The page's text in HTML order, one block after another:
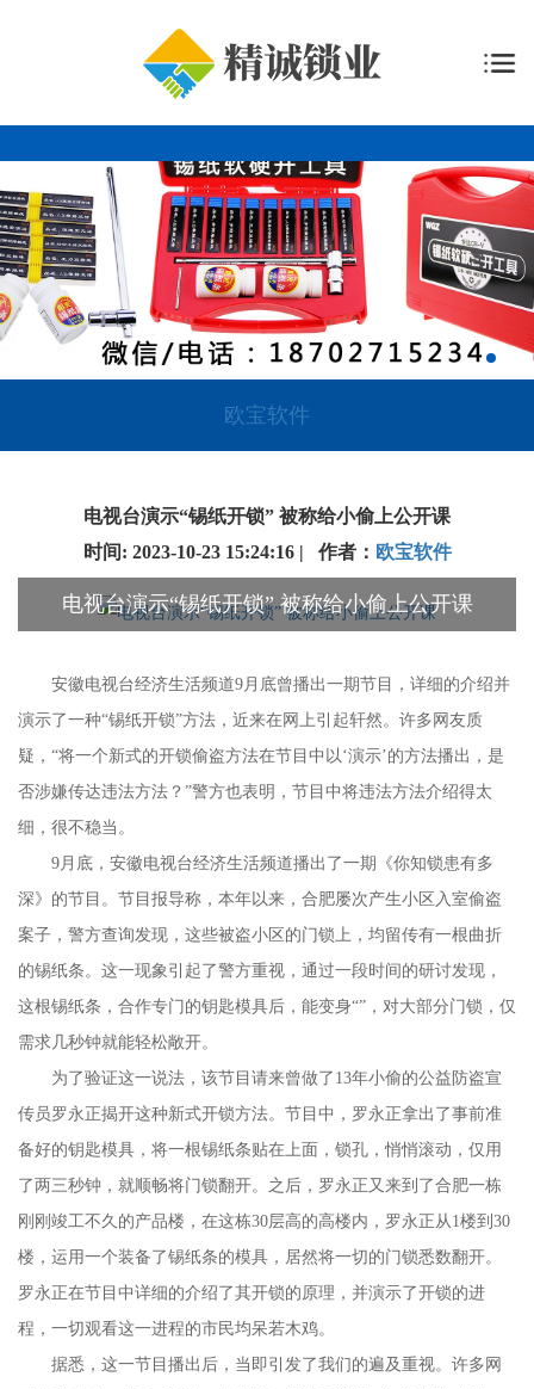
欧宝软件
电视台演示“锡纸开锁” 被称给小偷上公开课
时间: 2023-10-23 15:24:16 | 作者： 欧宝软件
电视台演示“锡纸开锁” 被称给小偷上公开课
安徽电视台经济生活频道9月底曾播出一期节目，详细的介绍并
演示了一种“锡纸开锁”方法，近来在网上引起轩然。许多网友质
疑，“将一个新式的开锁偷盗方法在节目中以‘演示’的方法播出，是
否涉嫌传达违法方法？”警方也表明，节目中将违法方法介绍得太
细，很不稳当。
9月底，安徽电视台经济生活频道播出了一期《你知锁患有多
深》的节目。节目报导称，本年以来，合肥屡次产生小区入室偷盗
案子，警方查询发现，这些被盗小区的门锁上，均留传有一根曲折
的锡纸条。这一现象引起了警方重视，通过一段时间的研讨发现，
这根锡纸条，合作专门的钥匙模具后，能变身“”，对大部分门锁，仅
需求几秒钟就能轻松敞开。
为了验证这一说法，该节目请来曾做了13年小偷的公益防盗宣
传员罗永正揭开这种新式开锁方法。节目中，罗永正拿出了事前准
备好的钥匙模具，将一根锡纸条贴在上面，锁孔，悄悄滚动，仅用
了两三秒钟，就顺畅将门锁翻开。之后，罗永正又来到了合肥一栋
刚刚竣工不久的产品楼，在这栋30层高的高楼内，罗永正从1楼到30
楼，运用一个装备了锡纸条的模具，居然将一切的门锁悉数翻开。
罗永正在节目中详细的介绍了其开锁的原理，并演示了开锁的进
程，一切观看这一进程的市民均呆若木鸡。
据悉，这一节目播出后，当即引发了我们的遍及重视。许多网